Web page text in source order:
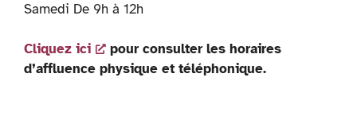
Samedi De 9h à 12h
Cliquez ici
pour consulter les horaires
d’affluence physique et téléphonique.